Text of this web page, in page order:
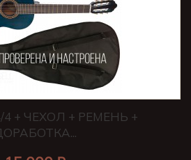
4 + ЧЕХОЛ + РЕМЕНЬ +